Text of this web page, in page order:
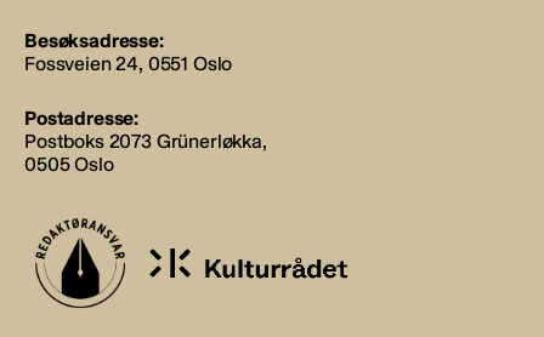
Besøksadresse:
Fossveien 24, 0551 Oslo
Postadresse:
Postboks 2073 Grünerløkka,
0505 Oslo